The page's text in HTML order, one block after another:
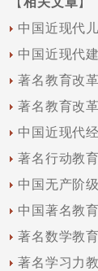
中国近现代
中国近现代
著名教育改
著名教育改
中国近现代
著名行动教
中国无产阶
中国著名教
著名数学教
著名学习力